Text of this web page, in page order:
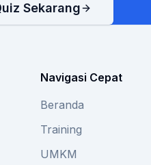
Sekarang
Navigasi Cepat
Beranda
Training
UMKM